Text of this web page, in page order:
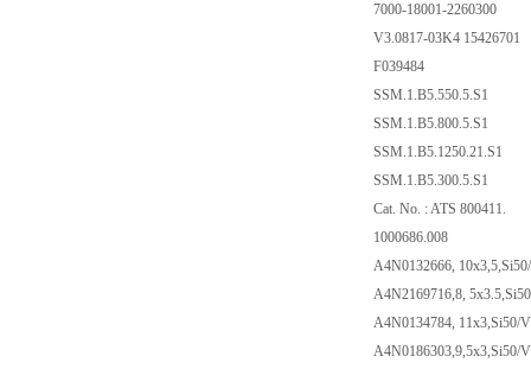
7000-18001-2260300
V3.0817-03K4 15426701
F039484
SSM.1.B5.550.5.S1
SSM.1.B5.800.5.S1
SSM.1.B5.1250.21.S1
SSM.1.B5.300.5.S1
Cat. No. : ATS 800411.
1000686.008
A4N0132666,
A4N2169716,8,
A4N0134784, 11x3,Si50/
A4N0186303,9,5x3,Si50/